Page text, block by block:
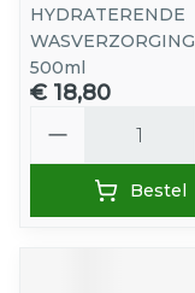
HYDRATERENDE
WASVERZORGING
500ml
€ 18,80
Bestel